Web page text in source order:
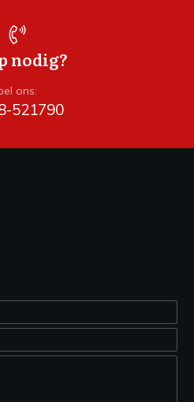
nodig?
ons:
521790